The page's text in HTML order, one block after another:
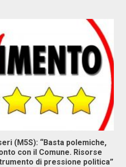
(M5S): “Basta polemiche,
con il Comune. Risorse
di pressione politica”